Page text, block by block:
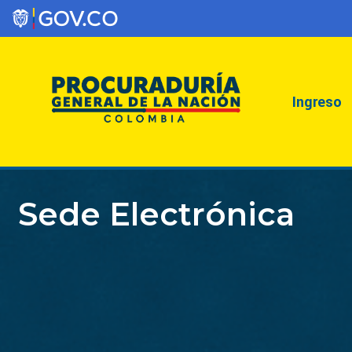
Ingreso
Sede Electrónica